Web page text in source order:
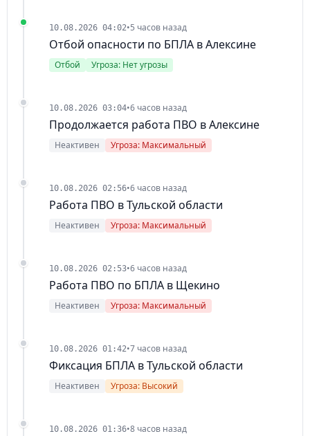
10.08.2026 04:02•5 часов назад
Отбой опасности по БПЛА в Алексине
Отбой Угроза: Нет угрозы
10.08.2026 03:04•6 часов назад
Продолжается работа ПВО в Алексине
Неактивен Угроза: Максимальный
10.08.2026 02:56•6 часов назад
Работа ПВО в Тульской области
Неактивен Угроза: Максимальный
10.08.2026 02:53•6 часов назад
Работа ПВО по БПЛА в Щекино
Неактивен Угроза: Максимальный
10.08.2026 01:42•7 часов назад
Фиксация БПЛА в Тульской области
Неактивен Угроза: Высокий
10.08.2026 01:36•8 часов назад